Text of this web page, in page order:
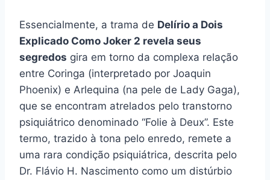
Essencialmente, a trama de Delírio a Dois
Explicado Como Joker 2 revela seus
segredos gira em torno da complexa relação
entre Coringa (interpretado por Joaquin
Phoenix) e Arlequina (na pele de Lady Gaga),
que se encontram atrelados pelo transtorno
psiquiátrico denominado “Folie à Deux”. Este
termo, trazido à tona pelo enredo, remete a
uma rara condição psiquiátrica, descrita pelo
Dr. Flávio H. Nascimento como um distúrbio